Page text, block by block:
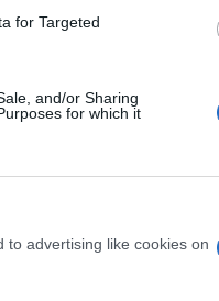
for Targeted
and/or Sharing
for which it
to advertising like cookies on
1933 στην
στο οποίο
Το 1957
στο
«Η Κυρία» και